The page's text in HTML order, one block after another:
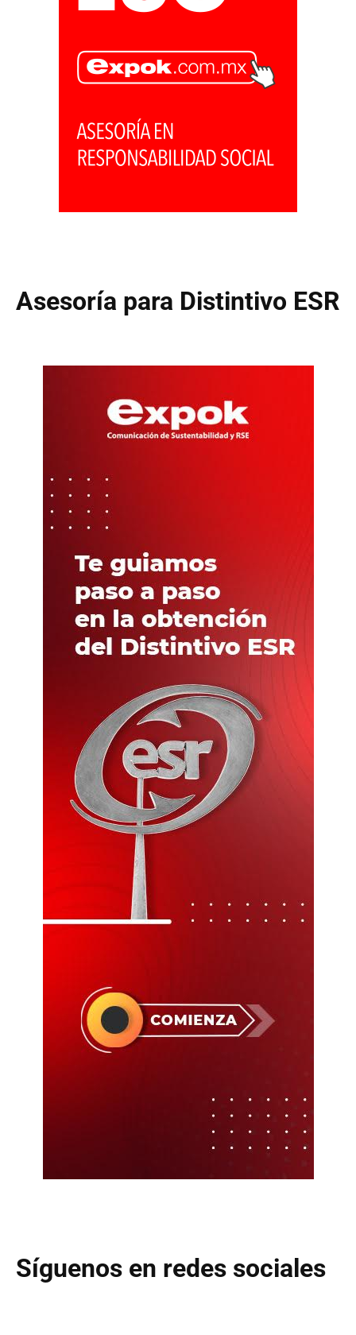
Asesoría para Distintivo ESR
Síguenos en redes sociales